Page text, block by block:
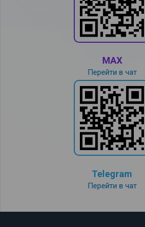
MAX
Перейти в чат
Telegram
Перейти в чат